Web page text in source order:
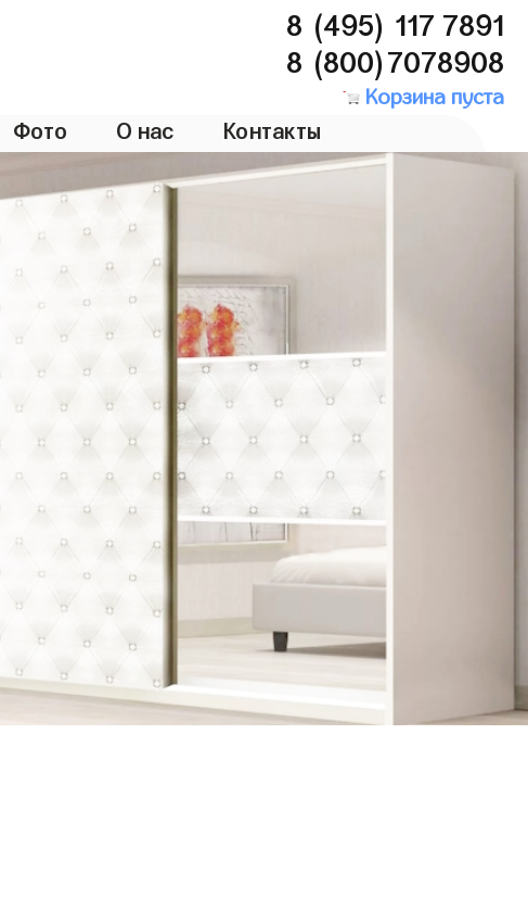
8 (495) 117 7891
8 (800)7078908
Корзина пуста
Фото О нас Контакты